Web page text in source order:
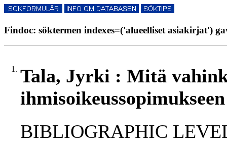
Findoc: söktermen indexes=('alueelliset asiakirjat')
1. Tala, Jyrki : Mitä
BIBLIOGRAPHIC